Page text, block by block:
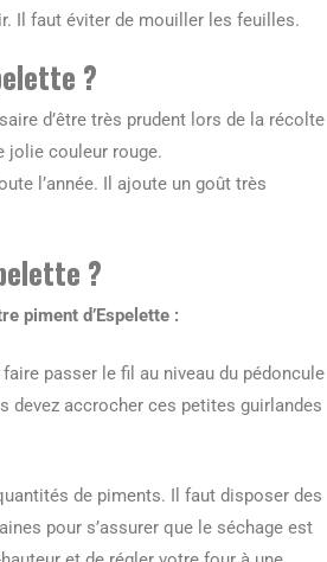
Il faut éviter de mouiller les feuilles.
?
d’être très prudent lors de la récolte
jolie couleur rouge.
l’année. Il ajoute un goût très
?
piment d’Espelette :
passer le fil au niveau du pédoncule
devez accrocher ces petites guirlandes
de piments. Il faut disposer des
pour s’assurer que le séchage est